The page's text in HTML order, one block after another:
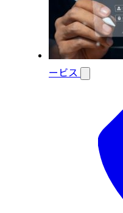
ービス